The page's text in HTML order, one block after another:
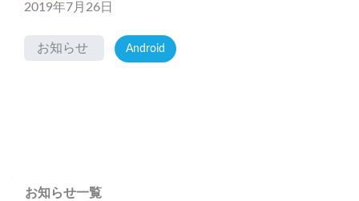
2019年7月26日
お知らせ Android
お知らせ一覧